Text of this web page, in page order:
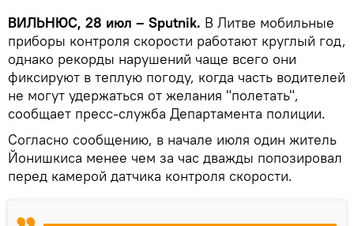
ВИЛЬНЮС, 28 июл – Sputnik. В Литве мобильные
приборы контроля скорости работают круглый год,
однако рекорды нарушений чаще всего они
фиксируют в теплую погоду, когда часть водителей
не могут удержаться от желания "полетать",
сообщает пресс-служба Департамента полиции.
Согласно сообщению, в начале июля один житель
Йонишкиса менее чем за час дважды попозировал
перед камерой датчика контроля скорости.